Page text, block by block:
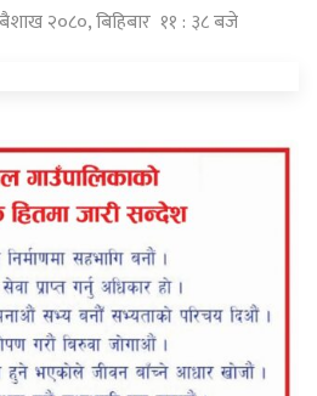
२०८०, बिहिबार ११ : ३८ बजे